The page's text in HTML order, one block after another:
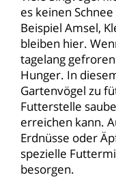
es keinen
Beispiel Amsel,
bleiben hier.
tagelang
Hunger. In
Gartenvögel zu
Futterstelle
erreichen kann.
Erdnüsse oder
spezielle
besorgen.